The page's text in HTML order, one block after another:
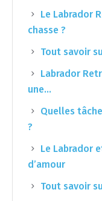
Le Labrador
chasse ?
Tout savoir
Labrador
une…
Quelles
?
Le Labrador
d’amour
Tout savoir